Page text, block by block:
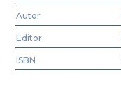
Autor
Editor
ISBN